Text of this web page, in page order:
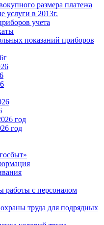
размера платежа
услуги в 2013г.
учета
показаний приборов
год
год
с персоналом
труда для подрядных